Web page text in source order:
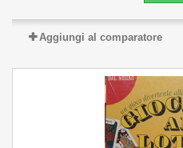
Aggiungi al comparatore